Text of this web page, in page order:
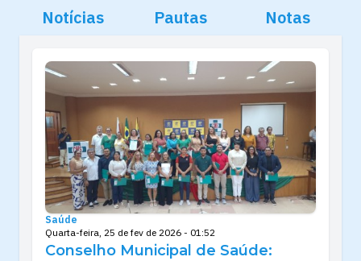
Notícias Pautas Notas
Saúde
Quarta-feira, 25 de fev de 2026 - 01:52
Conselho Municipal de Saúde: